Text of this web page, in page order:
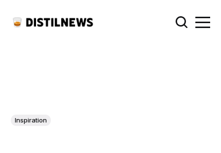
Inspiration